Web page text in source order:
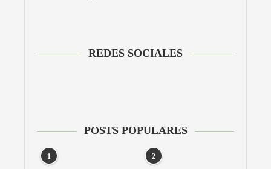
REDES SOCIALES
POSTS POPULARES
1 2